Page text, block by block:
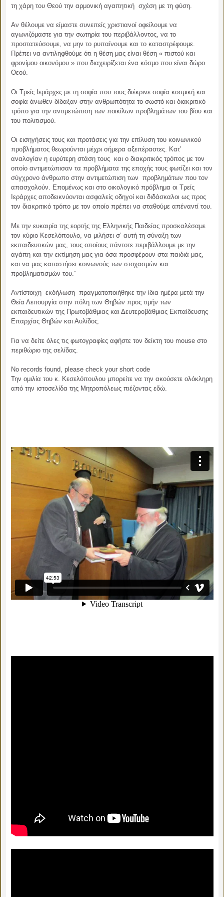
τη χάρη του Θεού την αρμονική αγαπητική σχέση με τη φύση.
Αν θέλουμε να είμαστε συνεπείς χριστιανοί οφείλουμε να
αγωνιζόμαστε για την σωτηρία του περιβάλλοντος, να το
προστατεύσουμε, να μην το ρυπαίνουμε και το καταστρέφουμε.
Πρέπει να αντιληφθούμε ότι η θέση μας είναι θέση « πιστού και
φρονίμου οικονόμου » που διαχειρίζεται ένα κόσμο που είναι δώρο
Θεού.
Οι Τρείς Ιεράρχες με τη σοφία που τους διέκρινε σοφία κοσμική και
σοφία άνωθεν δίδαξαν στην ανθρωπότητα το σωστό και διακριτικό
τρόπο για την αντιμετώπιση των ποικίλων προβλημάτων του βίου και
του πολιτισμού.
Οι εισηγήσεις τους και προτάσεις για την επίλυση του κοινωνικού
προβλήματος θεωρούνται μέχρι σήμερα αξεπέραστες. Kατ’
αναλογίαν η ευρύτερη στάση τους και ο διακριτικός τρόπος με τον
οποίο αντιμετώπισαν τα προβλήματα της εποχής τους φωτίζει και τον
σύγχρονο άνθρωπο στην αντιμετώπιση των προβλημάτων που τον
απασχολούν. Επομένως και στο οικολογικό πρόβλημα οι Τρείς
Ιεράρχες αποδεικνύονται ασφαλείς οδηγοί και διδάσκαλοι ως προς
τον διακριτικό τρόπο με τον οποίο πρέπει να σταθούμε απέναντί του.
Με την ευκαιρία της εορτής της Ελληνικής Παιδείας προσκαλέσαμε
τον κύριο Κεσελόπουλο, να μιλήσει σ’ αυτή τη σύναξη των
εκπαιδευτικών μας, τους οποίους πάντοτε περιβάλλουμε με την
αγάπη και την εκτίμηση μας για όσα προσφέρουν στα παιδιά μας,
και να μας καταστήσει κοινωνούς των στοχασμών και
προβληματισμών του.”
Αντίστοιχη εκδήλωση πραγματοποιήθηκε την ίδια ημέρα μετά την
Θεία Λειτουργία στην πόλη των Θηβών προς τιμήν των
εκπαιδευτικών της Πρωτοβάθμιας και Δευτεροβάθμιας Εκπαίδευσης
Επαρχίας Θηβών και Αυλίδος.
Για να δείτε όλες τις φωτογραφίες αφήστε τον δείκτη του mouse στο
περιθώριο της σελίδας.
No records found, please check your short code
Την ομιλία του κ. Κεσελόπουλου μπορείτε να την ακούσετε ολόκληρη
από την ιστοσελίδα της Μητροπόλεως πιέζοντας εδώ.